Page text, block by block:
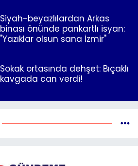
Siyah-beyazlılardan Arkas
binası önünde pankartlı isyan:
"Yazıklar olsun sana İzmir"
Sokak ortasında dehşet: Bıçaklı
kavgada can verdi!